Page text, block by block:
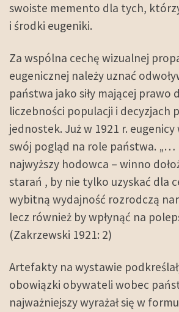
swoiste memento dla tych,
i środki eugeniki.
Za wspólna cechę wizualnej
eugenicznej należy uznać
państwa jako siły mającej prawo
liczebności populacji i decyzjach
jednostek. Już w 1921 r.
swój pogląd na role państwa. „…
najwyższy hodowca – winno
starań , by nie tylko uzyskać dla
wybitną wydajność rozrodczą
lecz również by wpłynąć na
(Zakrzewski 1921: 2)
Artefakty na wystawie
obowiązki obywateli wobec
najważniejszy wyrażał się w